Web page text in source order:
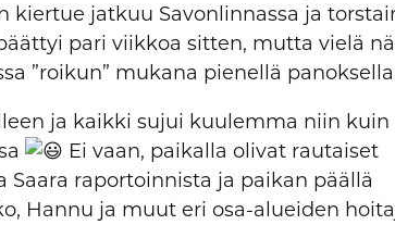
kiertue jatkuu Savonlinnassa ja
pari viikkoa sitten, mutta vielä
”roikun” mukana pienellä
ja kaikki sujui kuulemma niin kuin
Ei vaan, paikalla olivat rautaiset
Saara raportoinnista ja paikan päällä
Hannu ja muut eri osa-alueiden